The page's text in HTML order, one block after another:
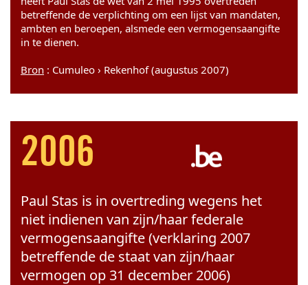
betreffende de verplichting om een lijst van mandaten,
ambten en beroepen, alsmede een vermogensaangifte
in te dienen.
Bron : Cumuleo › Rekenhof (augustus 2007)
2006
Paul Stas is in overtreding wegens het
niet indienen van zijn/haar federale
vermogensaangifte (verklaring 2007
betreffende de staat van zijn/haar
vermogen op 31 december 2006)